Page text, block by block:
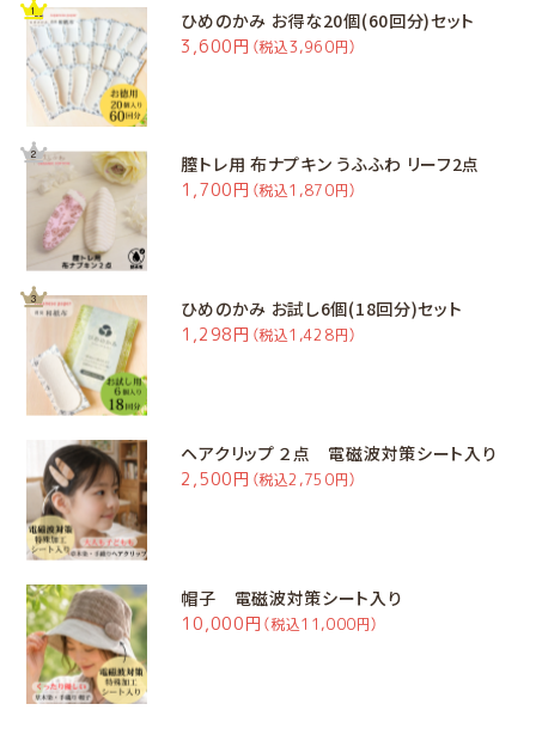
ひめのかみ お得な20個(60回分)セット
3,600円 （税込3,960円）
膣トレ用 布ナプキン うふふわ リーフ2点
1,700円 （税込1,870円）
ひめのかみ お試し6個(18回分)セット
1,298円 （税込1,428円）
ヘアクリップ ２点 電磁波対策シート入り
2,500円 （税込2,750円）
帽子 電磁波対策シート入り
10,000円 （税込11,000円）